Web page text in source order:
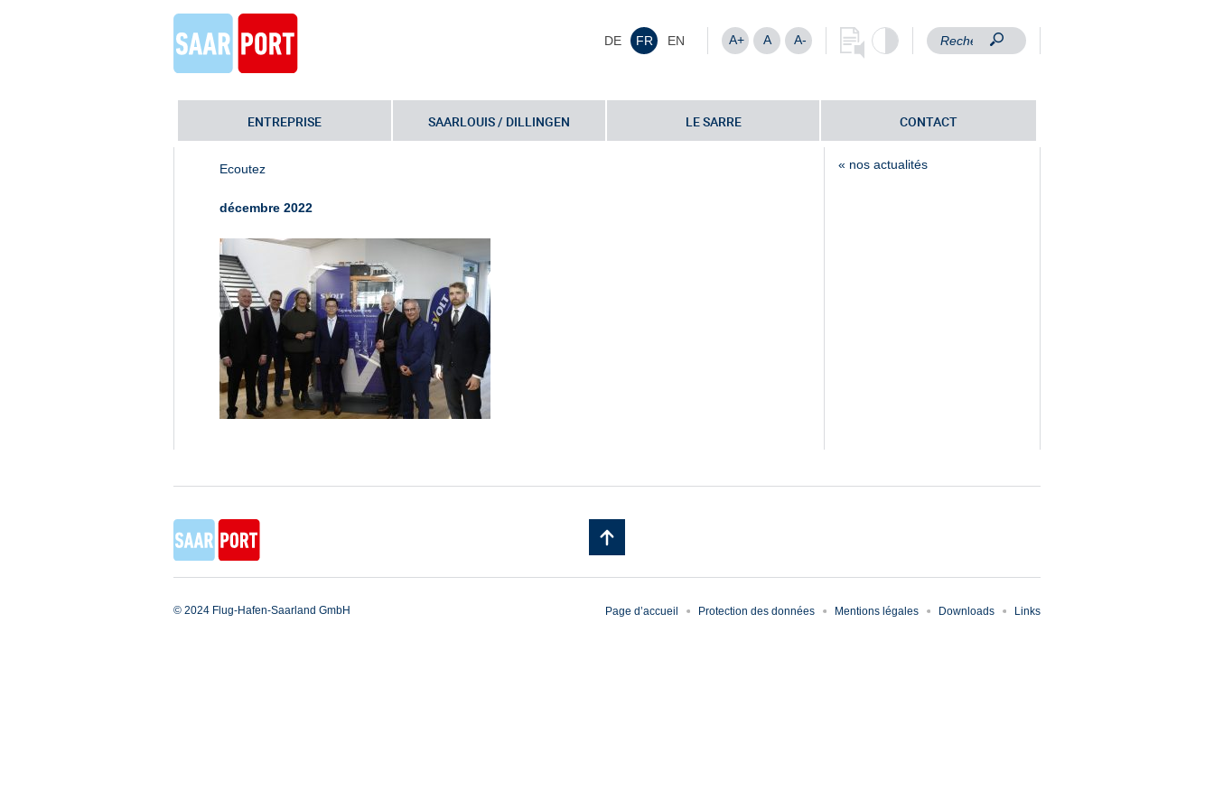
DE FR EN A+ A A-
ENTREPRISE SAARLOUIS / DILLINGEN LE SARRE CONTACT
Home » SVOLT_Vertragsunterzeichnung
Ecoutez
décembre 2022
« nos actualités
© 2024 Flug-Hafen-Saarland GmbH Page d’accueil Protection des données Mentions légales Downloads Links